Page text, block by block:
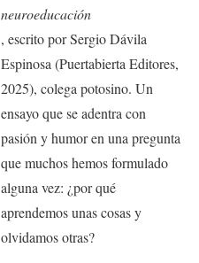
neuroeducación
, escrito por Sergio Dávila
Espinosa (Puertabierta Editores,
2025), colega potosino. Un
ensayo que se adentra con
pasión y humor en una pregunta
que muchos hemos formulado
alguna vez: ¿por qué
aprendemos unas cosas y
olvidamos otras?